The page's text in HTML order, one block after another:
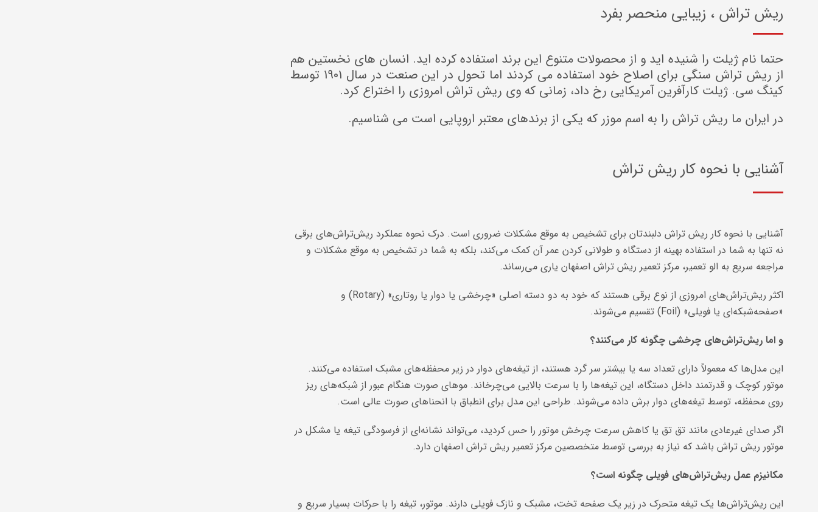
ریش تراش ، زیبایی منحصر بفرد
حتما نام ژیلت را شنیده اید و از محصولات متنوع این برند استفاده کرده اید. انسان های نخستین هم
از ریش تراش سنگی برای اصلاح خود استفاده می کردند اما تحول در این صنعت در سال 1901 توسط
کینگ سی. ژیلت کارآفرین آمریکایی رخ داد، زمانی که وی ریش تراش امروزی را اختراع کرد.
در ایران ما ریش تراش را به اسم موزر که یکی از برندهای معتبر اروپایی است می شناسیم.
آشنایی با نحوه کار ریش تراش
آشنایی با نحوه کار ریش تراش دلبندتان برای تشخیص به موقع مشکلات ضروری است. درک نحوه عملکرد ریش‌تراش‌های برقی
نه تنها به شما در استفاده بهینه از دستگاه و طولانی کردن عمر آن کمک می‌کند، بلکه به شما در تشخیص به موقع مشکلات و
مراجعه سریع به الو تعمیر، مرکز تعمیر ریش تراش اصفهان یاری می‌رساند.
اکثر ریش‌تراش‌های امروزی از نوع برقی هستند که خود به دو دسته اصلی «چرخشی یا دوار یا روتاری» (Rotary) و
«صفحه‌شبکه‌ای یا فویلی» (Foil) تقسیم می‌شوند.
و اما ریش‌تراش‌های چرخشی چگونه کار می‌کنند؟
این مدل‌ها که معمولاً دارای تعداد سه یا بیشتر سر گرد هستند، از تیغه‌های دوار در زیر محفظه‌های مشبک استفاده می‌کنند.
موتور کوچک و قدرتمند داخل دستگاه، این تیغه‌ها را با سرعت بالایی می‌چرخاند. موهای صورت هنگام عبور از شبکه‌های ریز
روی محفظه، توسط تیغه‌های دوار برش داده می‌شوند. طراحی این مدل برای انطباق با انحناهای صورت عالی است.
اگر صدای غیرعادی مانند تق تق یا کاهش سرعت چرخش موتور را حس کردید، می‌تواند نشانه‌ای از فرسودگی تیغه یا مشکل در
موتور ریش تراش باشد که نیاز به بررسی توسط متخصصین مرکز تعمیر ریش تراش اصفهان دارد.
مکانیزم عمل ریش‌تراش‌های فویلی چگونه است؟
این ریش‌تراش‌ها یک تیغه متحرک در زیر یک صفحه تخت، مشبک و نازک فویلی دارند. موتور، تیغه را با حرکات بسیار سریع و